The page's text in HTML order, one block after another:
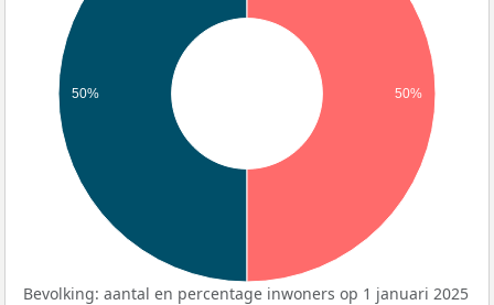
50% 50%
Bevolking: aantal en percentage inwoners op 1 januari 2025